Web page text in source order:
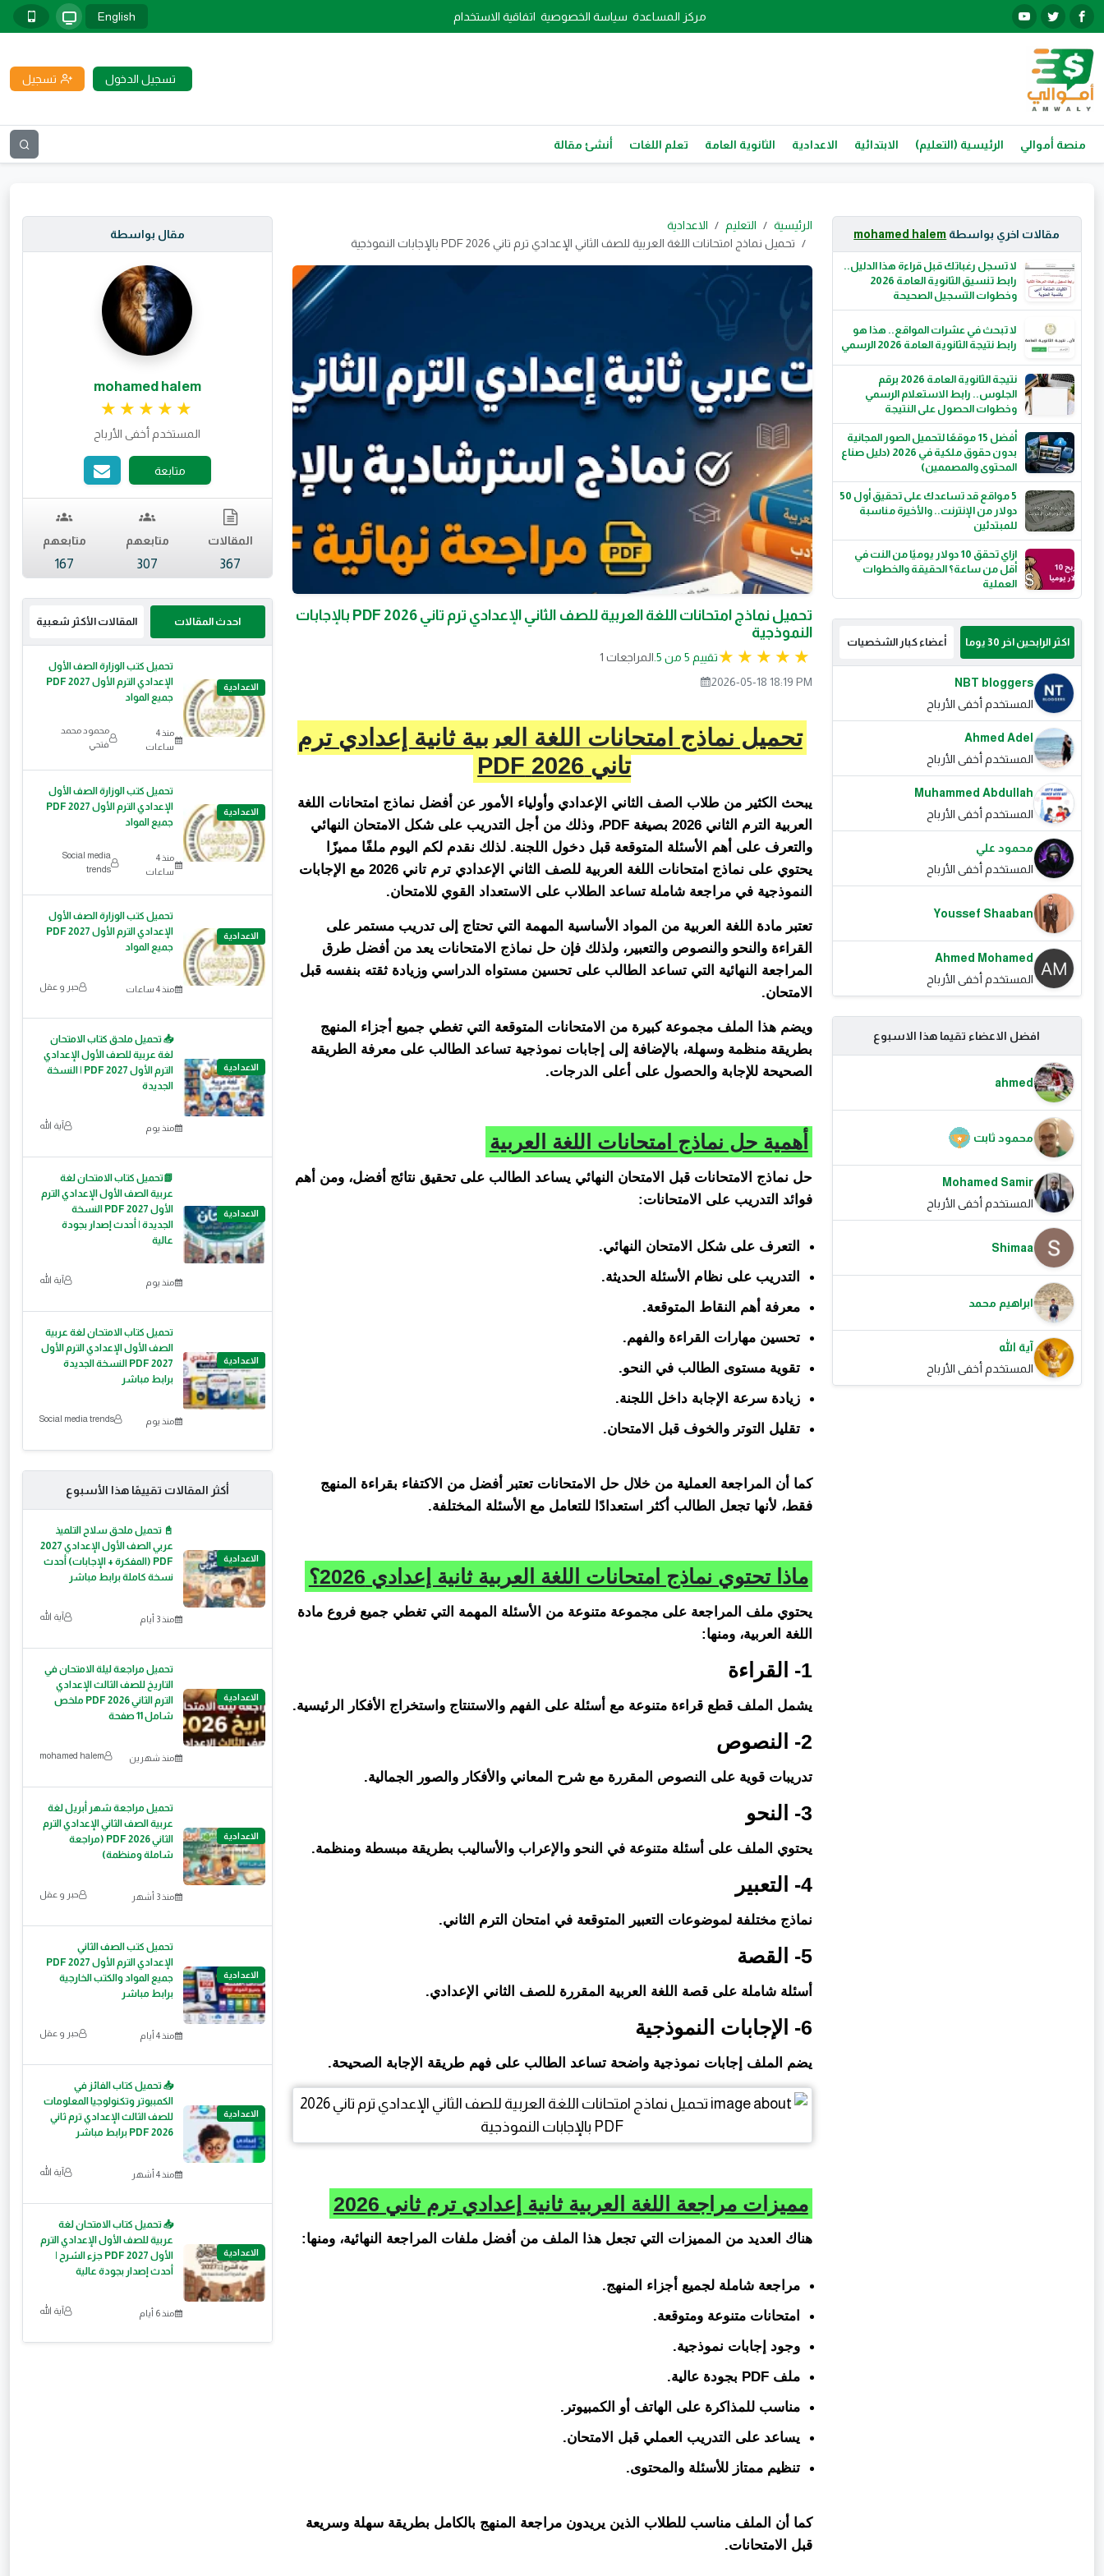
مركز المساعدة سياسة الخصوصية اتفاقية الاستخدام English
تسجيل الدخول تسجيل
منصة أموالي الرئيسية (التعليم) الابتدائية الاعدادية الثانوية العامة تعلم اللغات أنشئ مقالة
مقالات اخري بواسطة mohamed halem
لا تسجل رغباتك قبل قراءة هذا الدليل..
رابط تنسيق الثانوية العامة 2026
وخطوات التسجيل الصحيحة
لا تبحث في عشرات المواقع.. هذا هو
رابط نتيجة الثانوية العامة 2026 الرسمي
نتيجة الثانوية العامة 2026 برقم
الجلوس.. رابط الاستعلام الرسمي
وخطوات الحصول على النتيجة
أفضل 15 موقعًا لتحميل الصور المجانية
بدون حقوق ملكية في 2026 (دليل صناع
المحتوى والمصممين)
5 مواقع قد تساعدك على تحقيق أول 50
دولار من الإنترنت.. والأخيرة مناسبة
للمبتدئين
ازاي تحقق 10 دولار يوميًا من النت في
أقل من ساعة؟ الحقيقة والخطوات
العملية
اكثر الرابحين اخر 30 يوما أعضاء كبار الشخصيات
NBT bloggers
المستخدم أخفى الأرباح
Ahmed Adel
المستخدم أخفى الأرباح
Muhammed Abdullah
المستخدم أخفى الأرباح
محمود علي
المستخدم أخفى الأرباح
Youssef Shaaban
Ahmed Mohamed
المستخدم أخفى الأرباح
افضل الاعضاء تقيما هذا الاسبوع
ahmed
محمود ثابت
Mohamed Samir
المستخدم أخفى الأرباح
Shimaa
ابراهيم محمد
آية الله
المستخدم أخفى الأرباح
الرئيسية التعليم
الاعدادية
تحميل نماذج امتحانات اللغة العربية للصف الثاني الإعدادي ترم تاني 2026 PDF بالإجابات النموذجية
تحميل نماذج امتحانات اللغة العربية للصف الثاني الإعدادي ترم تاني 2026 PDF بالإجابات
النموذجية
تقييم 5 من 5.
1 المراجعات
2026-05-18 18:19 PM
تحميل نماذج امتحانات اللغة العربية ثانية إعدادي ترم
تاني 2026 PDF
يبحث الكثير من طلاب الصف الثاني الإعدادي وأولياء الأمور عن أفضل نماذج امتحانات اللغة
العربية الترم الثاني 2026 بصيغة PDF، وذلك من أجل التدريب على شكل الامتحان النهائي
والتعرف على أهم الأسئلة المتوقعة قبل دخول اللجنة. لذلك نقدم لكم اليوم ملفًا مميزًا
يحتوي على نماذج امتحانات اللغة العربية للصف الثاني الإعدادي ترم تاني 2026 مع الإجابات
النموذجية في مراجعة شاملة تساعد الطلاب على الاستعداد القوي للامتحان.
تعتبر مادة اللغة العربية من المواد الأساسية المهمة التي تحتاج إلى تدريب مستمر على
القراءة والنحو والنصوص والتعبير، ولذلك فإن حل نماذج الامتحانات يعد من أفضل طرق
المراجعة النهائية التي تساعد الطالب على تحسين مستواه الدراسي وزيادة ثقته بنفسه قبل
الامتحان.
ويضم هذا الملف مجموعة كبيرة من الامتحانات المتوقعة التي تغطي جميع أجزاء المنهج
بطريقة منظمة وسهلة، بالإضافة إلى إجابات نموذجية تساعد الطالب على معرفة الطريقة
الصحيحة للإجابة والحصول على أعلى الدرجات.
أهمية حل نماذج امتحانات اللغة العربية
حل نماذج الامتحانات قبل الامتحان النهائي يساعد الطالب على تحقيق نتائج أفضل، ومن أهم
فوائد التدريب على الامتحانات:
التعرف على شكل الامتحان النهائي.
التدريب على نظام الأسئلة الحديثة.
معرفة أهم النقاط المتوقعة.
تحسين مهارات القراءة والفهم.
تقوية مستوى الطالب في النحو.
زيادة سرعة الإجابة داخل اللجنة.
تقليل التوتر والخوف قبل الامتحان.
كما أن المراجعة العملية من خلال حل الامتحانات تعتبر أفضل من الاكتفاء بقراءة المنهج
فقط، لأنها تجعل الطالب أكثر استعدادًا للتعامل مع الأسئلة المختلفة.
ماذا تحتوي نماذج امتحانات اللغة العربية ثانية إعدادي 2026؟
يحتوي ملف المراجعة على مجموعة متنوعة من الأسئلة المهمة التي تغطي جميع فروع مادة
اللغة العربية، ومنها:
1- القراءة
يشمل الملف قطع قراءة متنوعة مع أسئلة على الفهم والاستنتاج واستخراج الأفكار الرئيسية.
2- النصوص
تدريبات قوية على النصوص المقررة مع شرح المعاني والأفكار والصور الجمالية.
3- النحو
يحتوي الملف على أسئلة متنوعة في النحو والإعراب والأساليب بطريقة مبسطة ومنظمة.
4- التعبير
نماذج مختلفة لموضوعات التعبير المتوقعة في امتحان الترم الثاني.
5- القصة
أسئلة شاملة على قصة اللغة العربية المقررة للصف الثاني الإعدادي.
6- الإجابات النموذجية
يضم الملف إجابات نموذجية واضحة تساعد الطالب على فهم طريقة الإجابة الصحيحة.
مميزات مراجعة اللغة العربية ثانية إعدادي ترم ثاني 2026
هناك العديد من المميزات التي تجعل هذا الملف من أفضل ملفات المراجعة النهائية، ومنها:
مراجعة شاملة لجميع أجزاء المنهج.
امتحانات متنوعة ومتوقعة.
وجود إجابات نموذجية.
ملف PDF بجودة عالية.
مناسب للمذاكرة على الهاتف أو الكمبيوتر.
يساعد على التدريب العملي قبل الامتحان.
تنظيم ممتاز للأسئلة والمحتوى.
كما أن الملف مناسب للطلاب الذين يريدون مراجعة المنهج بالكامل بطريقة سهلة وسريعة
قبل الامتحانات.
مقال بواسطة
mohamed halem
تقييم 4.98 من 5.
المستخدم أخفى الأرباح
متابعة
المقالات
367
متابعهم
307
متابعهم
167
احدث المقالات المقالات الأكثر شعبية
الاعدادية
تحميل كتب الوزارة الصف الأول
الإعدادي الترم الأول 2027 PDF
جميع المواد
منذ 4
ساعات
محمود محمد
فتحي
الاعدادية
تحميل كتب الوزارة الصف الأول
الإعدادي الترم الأول 2027 PDF
جميع المواد
منذ 4
ساعات
Social media
trends
الاعدادية
تحميل كتب الوزارة الصف الأول
الإعدادي الترم الأول 2027 PDF
جميع المواد
منذ 4 ساعات حبر و عقل
الاعدادية
📥 تحميل ملحق كتاب الامتحان
لغة عربية للصف الأول الإعدادي
الترم الأول 2027 PDF | النسخة
الجديدة
منذ يوم آية الله
الاعدادية
📗تحميل كتاب الامتحان لغة
عربية الصف الأول الإعدادي الترم
الأول 2027 PDF النسخة
الجديدة | أحدث إصدار بجودة
عالية
منذ يوم آية الله
الاعدادية
تحميل كتاب الامتحان لغة عربية
الصف الأول الإعدادي الترم الأول
2027 PDF النسخة الجديدة
برابط مباشر
منذ يوم Social media trends
أكثر المقالات تقييمًا هذا الأسبوع
الاعدادية
📓 تحميل ملحق سلاح التلميذ
عربي الصف الأول الإعدادي 2027
PDF (المفكرة + الإجابات) أحدث
نسخة كاملة برابط مباشر
منذ 3 أيام آية الله
الاعدادية
تحميل مراجعة ليلة الامتحان في
التاريخ للصف الثالث الإعدادي
الترم الثاني 2026 PDF ملخص
شامل 11 صفحة
منذ شهرين mohamed halem
الاعدادية
تحميل مراجعة شهر أبريل لغة
عربية الصف الثاني الإعدادي الترم
الثاني PDF 2026 (مراجعة
شاملة ومنظمة)
منذ 3 أشهر حبر و عقل
الاعدادية
تحميل كتب الصف الثاني
الإعدادي الترم الأول 2027 PDF
جميع المواد والكتب الخارجية
برابط مباشر
منذ 4 أيام حبر و عقل
الاعدادية
📥 تحميل كتاب الفائز في
الكمبيوتر وتكنولوجيا المعلومات
للصف الثالث الإعدادي ترم ثاني
2026 PDF برابط مباشر
منذ 4 أشهر آية الله
الاعدادية
📥 تحميل كتاب الامتحان لغة
عربية للصف الأول الإعدادي الترم
الأول 2027 PDF جزء الشرح |
أحدث إصدار بجودة عالية
منذ 6 أيام آية الله